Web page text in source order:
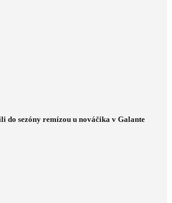
do sezóny remízou u nováčika v Galante